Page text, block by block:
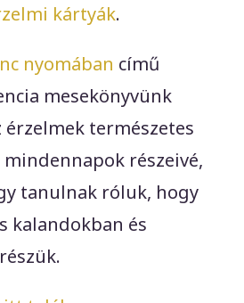
kártyák.
nyomában című
mesekönyvünk
természetes
részeivé,
tanulnak róluk, hogy
kalandokban és